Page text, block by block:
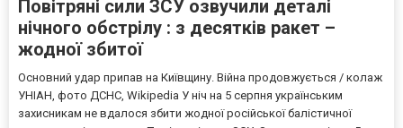
Повітряні сили ЗСУ озвучили деталі
нічного обстрілу : з десятків ракет –
жодної збитої
Основний удар припав на Київщину. Війна продовжується / колаж
УНІАН, фото ДСНС, Wikipedia У ніч на 5 серпня українським
захисникам не вдалося збити жодної російської балістичної